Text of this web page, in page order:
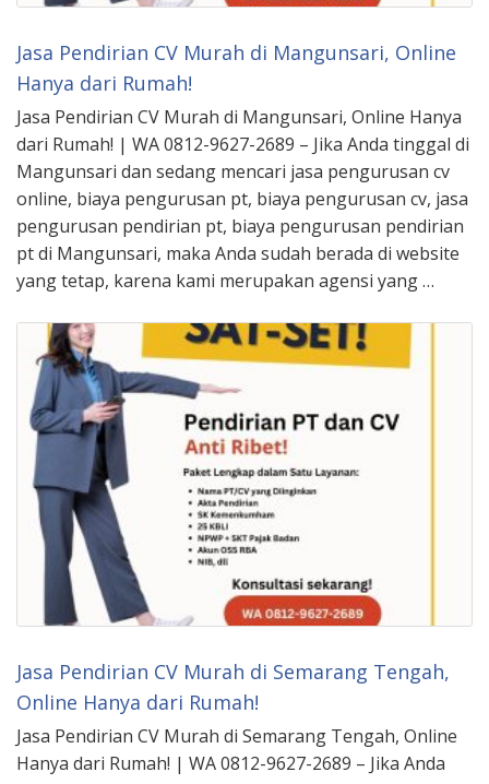
Jasa Pendirian CV Murah di Mangunsari, Online
Hanya dari Rumah!
Jasa Pendirian CV Murah di Mangunsari, Online Hanya
dari Rumah! | WA 0812-9627-2689 – Jika Anda tinggal di
Mangunsari dan sedang mencari jasa pengurusan cv
online, biaya pengurusan pt, biaya pengurusan cv, jasa
pengurusan pendirian pt, biaya pengurusan pendirian
pt di Mangunsari, maka Anda sudah berada di website
yang tetap, karena kami merupakan agensi yang …
Jasa Pendirian CV Murah di Semarang Tengah,
Online Hanya dari Rumah!
Jasa Pendirian CV Murah di Semarang Tengah, Online
Hanya dari Rumah! | WA 0812-9627-2689 – Jika Anda